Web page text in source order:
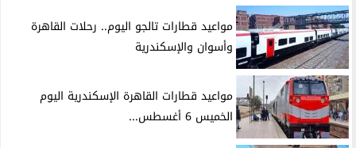
مواعيد قطارات تالجو اليوم.. رحلات القاهرة
وأسوان والإسكندرية
مواعيد قطارات القاهرة الإسكندرية اليوم
الخميس 6 أغسطس...